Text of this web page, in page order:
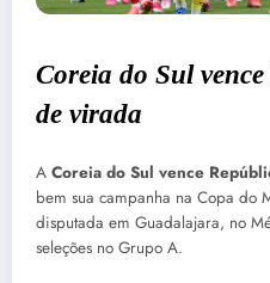
Coreia do Sul
de virada
A Coreia do Sul vence
bem sua campanha na Copa
disputada em Guadalajara, no
seleções no Grupo A.